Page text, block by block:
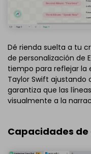
Dé rienda suelta a tu
de personalización de
tiempo para reflejar la
Taylor Swift ajustando
garantiza que las
visualmente a la
Capacidades